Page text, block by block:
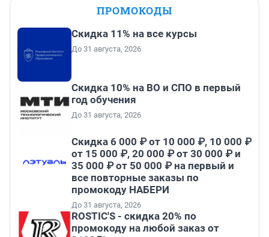
ПРОМОКОДЫ
Скидка 11% на все курсы
До 31 августа, 2026
Скидка 10% на ВО и СПО в первый
год обучения
До 31 августа, 2026
Скидка 6 000 ₽ от 10 000 ₽, 10 000 ₽
от 15 000 ₽, 20 000 ₽ от 30 000 ₽ и
35 000 ₽ от 50 000 ₽ на первый и
все повторные заказы по
промокоду НАБЕРИ
До 31 августа, 2026
ROSTIC'S - скидка 20% по
промокоду на любой заказ от